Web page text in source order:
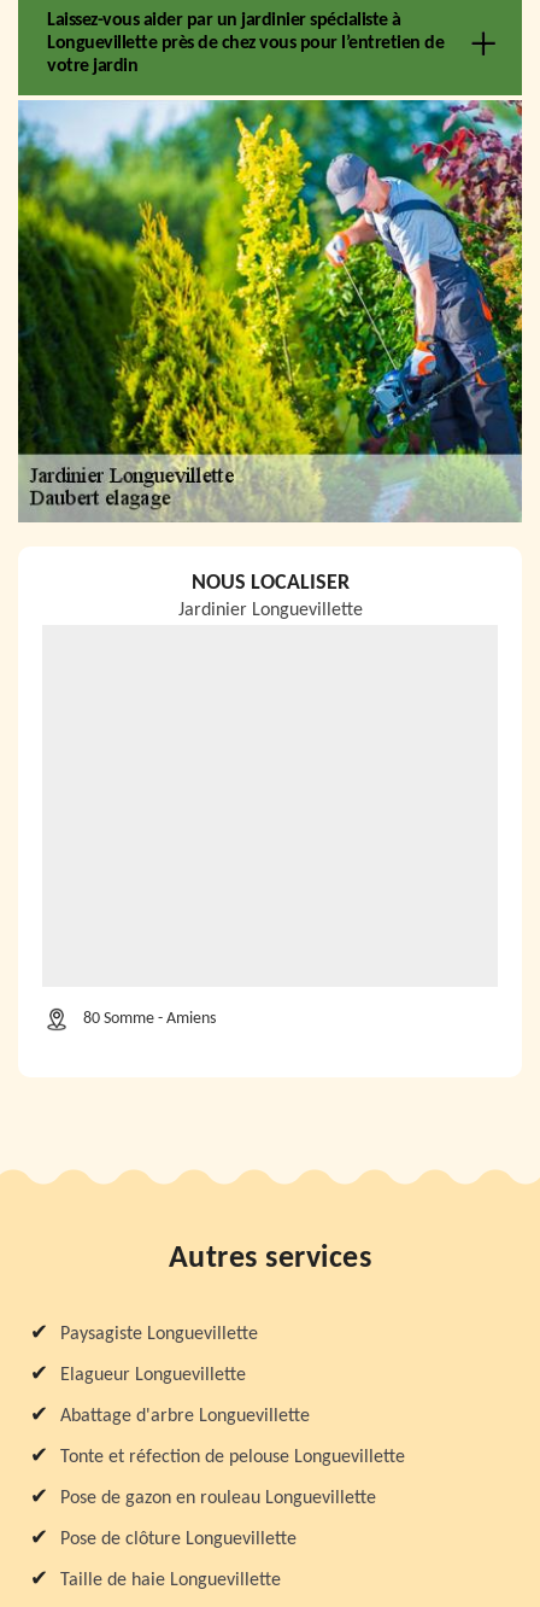
Laissez-vous aider par un jardinier spécialiste à
Longuevillette près de chez vous pour l’entretien de
votre jardin
NOUS LOCALISER
Jardinier Longuevillette
80 Somme - Amiens
Autres services
Paysagiste Longuevillette
Elagueur Longuevillette
Abattage d'arbre Longuevillette
Tonte et réfection de pelouse Longuevillette
Pose de gazon en rouleau Longuevillette
Pose de clôture Longuevillette
Taille de haie Longuevillette